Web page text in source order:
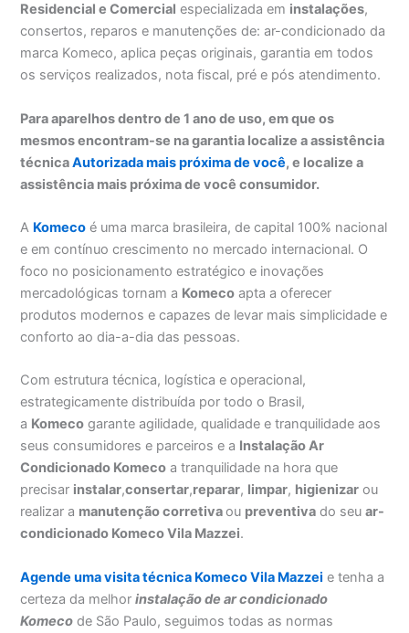
Residencial e Comercial especializada em instalações,
consertos, reparos e manutenções de: ar-condicionado da
marca Komeco, aplica peças originais, garantia em todos
os serviços realizados, nota fiscal, pré e pós atendimento.
Para aparelhos dentro de 1 ano de uso, em que os
mesmos encontram-se na garantia localize a assistência
técnicaAutorizada mais próxima de você, e localize a
assistência mais próxima de você consumidor.
A Komeco é uma marca brasileira, de capital 100% nacional
e em contínuo crescimento no mercado internacional. O
foco no posicionamento estratégico e inovações
mercadológicas tornam a Komeco apta a oferecer
produtos modernos e capazes de levar mais simplicidade e
conforto ao dia-a-dia das pessoas.
Com estrutura técnica, logística e operacional,
estrategicamente distribuída por todo o Brasil,
a Komeco garante agilidade, qualidade e tranquilidade aos
seus consumidores e parceiros e a Instalação Ar
Condicionado Komeco a tranquilidade na hora que
precisar instalar,consertar,reparar, limpar, higienizar ou
realizar a manutenção corretivaou preventiva do seuar-
condicionado Komeco Vila Mazzei.
Agende uma visita técnica Komeco Vila Mazzei e tenha a
certeza da melhorinstalaçãode ar condicionado
Komeco de São Paulo, seguimos todas as normas